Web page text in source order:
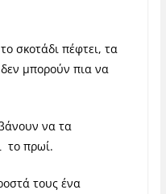
σκοτάδι πέφτει, τα
μπορούν πια να
να τα
το πρωί.
τους ένα